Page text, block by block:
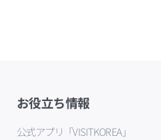
お役立ち情報
公式アプリ「VISITKOREA」